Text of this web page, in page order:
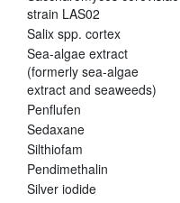
strain LAS02
Salix spp. cortex
Sea-algae extract
(formerly sea-algae
extract and seaweeds)
Penflufen
Sedaxane
Silthiofam
Pendimethalin
Silver iodide